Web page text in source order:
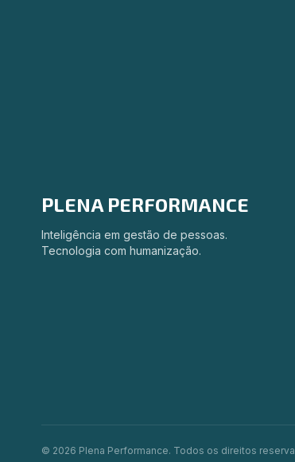
PLENA PERFORMANCE
Inteligência em gestão de pessoas.
Tecnologia com humanização.
© 2026 Plena Performance. Todos os direitos